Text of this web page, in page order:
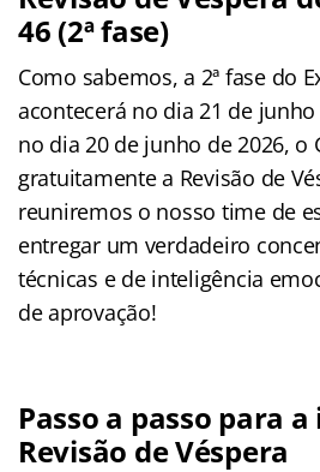
46 (2ª fase)
Como sabemos, a 2ª fase do
acontecerá no dia 21 de
no dia 20 de junho de 2026, o
gratuitamente a Revisão de
reuniremos o nosso time de
entregar um verdadeiro
técnicas e de inteligência
de aprovação!
Passo a passo para
Revisão de Véspera